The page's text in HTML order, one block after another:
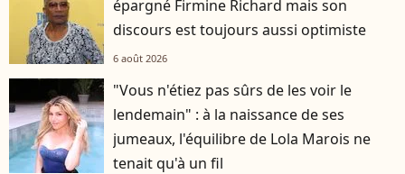
épargné Firmine Richard mais son
discours est toujours aussi optimiste
6 août 2026
"Vous n'étiez pas sûrs de les voir le
lendemain" : à la naissance de ses
jumeaux, l'équilibre de Lola Marois ne
tenait qu'à un fil